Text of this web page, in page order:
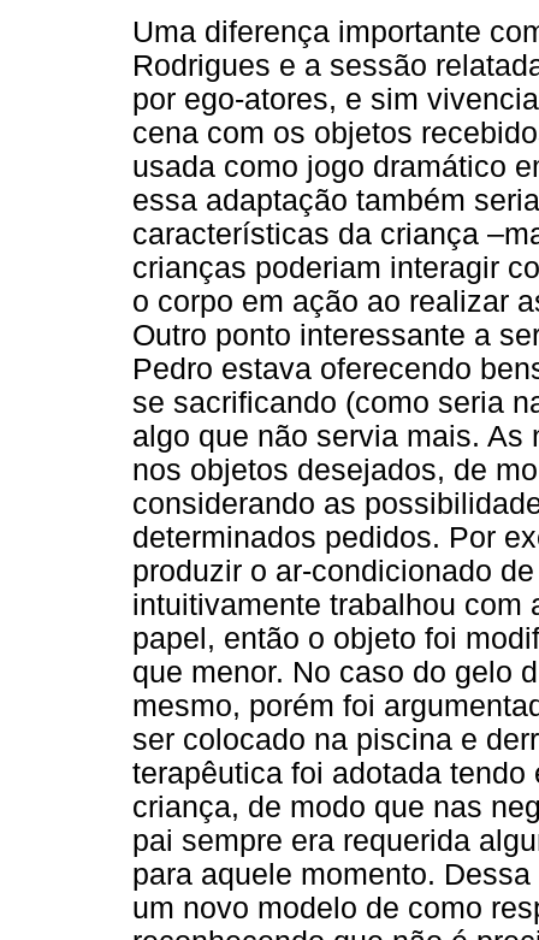
Uma diferença importante
Rodrigues e a sessão
por ego-atores, e sim
cena com os objetos
usada como jogo dramático
essa adaptação também
características da criança
crianças poderiam interagir
o corpo em ação ao realizar
Outro ponto interessante a
Pedro estava oferecendo
se sacrificando (como seria
algo que não servia mais.
nos objetos desejados, de
considerando as
determinados pedidos. Por
produzir o ar-condicionado
intuitivamente trabalhou com
papel, então o objeto foi
que menor. No caso do gelo
mesmo, porém foi
ser colocado na piscina e
terapêutica foi adotada
criança, de modo que nas
pai sempre era requerida
para aquele momento.
um novo modelo de como